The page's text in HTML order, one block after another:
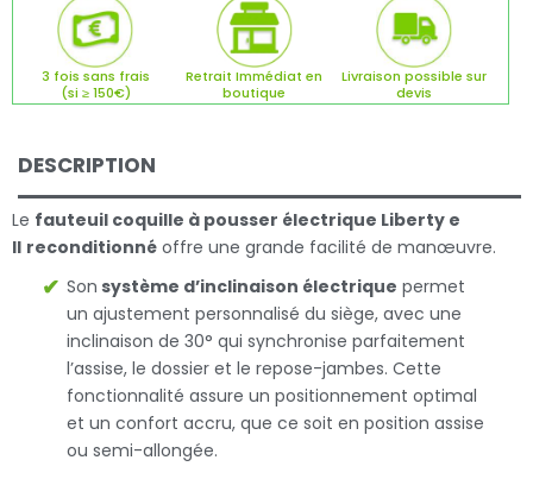
3 fois sans frais
(si ≥ 150€)
Retrait Immédiat en
boutique
Livraison possible sur
devis
DESCRIPTION
Le fauteuil coquille à pousser électrique Liberty e
II reconditionné offre une grande facilité de manœuvre.
Son système d’inclinaison électrique permet
un ajustement personnalisé du siège, avec une
inclinaison de 30° qui synchronise parfaitement
l’assise, le dossier et le repose-jambes. Cette
fonctionnalité assure un positionnement optimal
et un confort accru, que ce soit en position assise
ou semi-allongée.